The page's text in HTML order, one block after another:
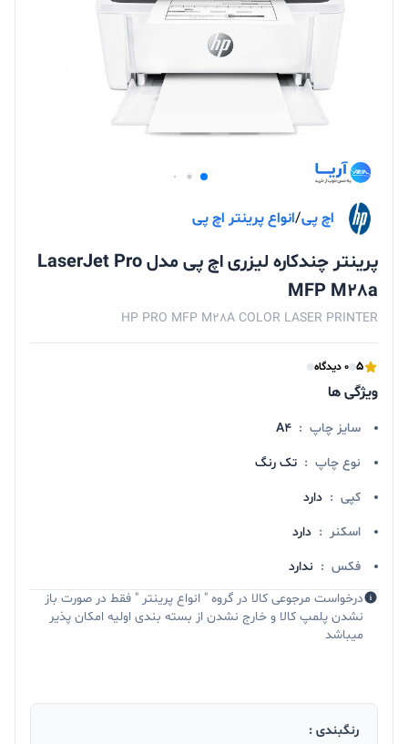
اچ پی/انواع پرینتر اچ پی
پرینتر چندکاره لیزری اچ پی مدل LaserJet Pro
MFP M28a
HP PRO MFP M28A COLOR LASER PRINTER
5 0 دیدگاه
ویژگی ها
سایز چاپ :
A4
نوع چاپ : تک رنگ
کپی : دارد
اسکنر : دارد
فکس : ندارد
درخواست مرجوعی کالا در گروه " انواع پرینتر " فقط در صورت باز
نشدن پلمپ کالا و خارج نشدن از بسته بندی اولیه امکان پذیر
میباشد
رنگبندی :